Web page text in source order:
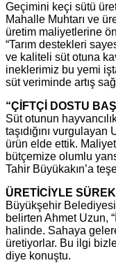
Geçimini keçi sütü
Mahalle Muhtarı ve
üretim maliyetlerine
“Tarım destekleri
ve kaliteli süt otuna
ineklerimiz bu yemi
süt veriminde artış
“ÇİFTÇİ DOSTU
Süt otunun
taşıdığını
ürün elde ettik.
bütçemize olumlu
Tahir Büyükakın’a
ÜRETİCİYLE
Büyükşehir
belirten Ahmet Uzun,
halinde. Sahaya
üretiyorlar. Bu ilgi
diye konuştu.